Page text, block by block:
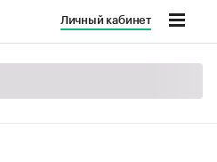
Личный кабинет